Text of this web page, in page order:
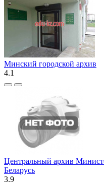
Минский городской архив
4.1
Центральный архив
Беларусь
3.9